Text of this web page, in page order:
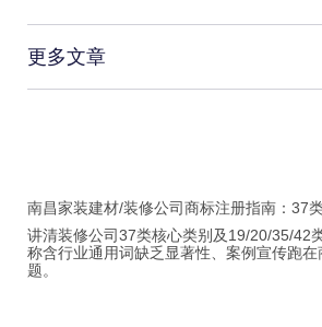
更多文章
南昌家装建材/装修公司商标注册指南：37
讲清装修公司37类核心类别及19/20/35/42
称含行业通用词缺乏显著性、案例宣传跑
题。